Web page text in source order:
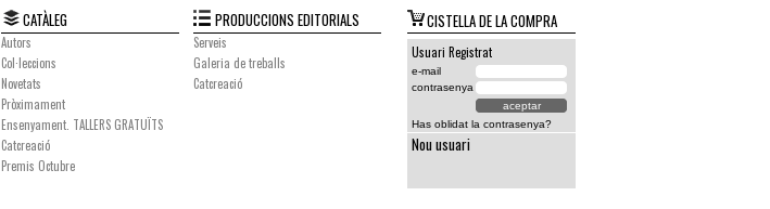
CATÀLEG
Autors
Col·leccions
Novetats
Pròximament
Ensenyament. TALLERS GRATUÏTS
Catcreació
Premis Octubre
PRODUCCIONS EDITORIALS
Serveis
Galeria de treballs
Catcreació
CISTELLA DE LA COMPRA
Usuari Registrat
e-mail
contrasenya
Has oblidat la contrasenya?
Nou usuari